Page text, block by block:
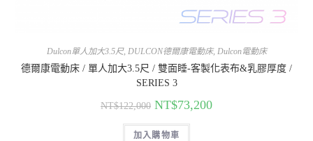
Dulcon單人加大3.5尺, DULCON德爾康電動床, Dulcon電動床
德爾康電動床 / 單人加大3.5尺 / 雙面睡-客製化表布&乳膠厚度 /
SERIES 3
NT$122,000 NT$73,200
加入購物車